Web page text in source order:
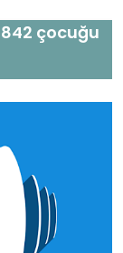
çocuğu